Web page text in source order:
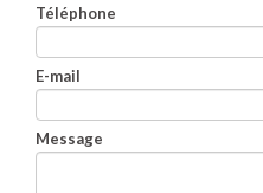
Téléphone
E-mail
Message